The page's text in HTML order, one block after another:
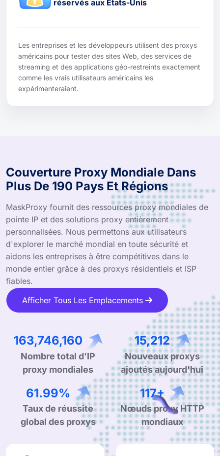
réservés aux États-Unis
Les entreprises et les développeurs utilisent des proxys
américains pour tester des sites Web, des services de
streaming et des applications géo-restreints exactement
comme les vrais utilisateurs américains les
expérimenteraient.
Couverture Proxy Mondiale Dans
Plus De 190 Pays Et Régions
MaskProxy fournit des ressources proxy mondiales de
pointe IP et des solutions proxy entièrement
personnalisées. Nous permettons aux utilisateurs
d'explorer le marché mondial en toute sécurité et
aidons les entreprises à être compétitives dans le
monde entier grâce à des proxys résidentiels et ISP
fiables.
Afficher Tous Les Emplacements
263,863,519
Nombre total d’IP
proxy mondiales
24,514
Nouveaux proxys
ajoutés aujourd'hui
99.90%
Taux de réussite
global des proxys
190+
Nœuds proxy HTTP
mondiaux